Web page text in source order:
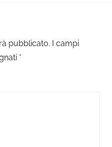
pubblicato. I campi
*